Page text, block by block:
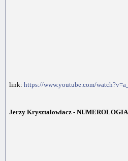
link: https://www.youtube.com/
Jerzy Kryształowiacz - NUMEROLOGIA